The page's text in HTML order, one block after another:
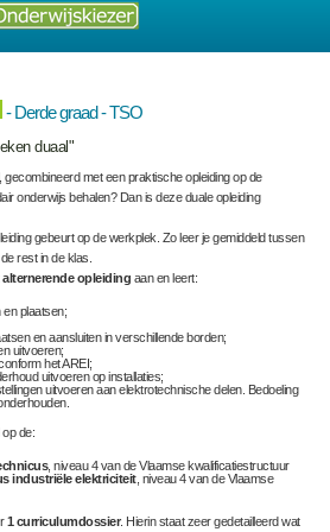
- Derde graad - TSO
duaal"
gecombineerd met een praktische opleiding op de
onderwijs behalen? Dan is deze duale opleiding
gebeurt op de werkplek . Zo leer je gemiddeld tussen
rest in de klas.
opleiding aan en leert:
en plaatsen;
en aansluiten in verschillende borden;
uitvoeren;
het AREI;
uitvoeren op installaties;
uitvoeren aan elektrotechnische delen. Bedoeling
op de:
, niveau 4 van de Vlaamse kwalificatiestructuur
industriële elektriciteit, niveau 4 van de Vlaamse
1 curriculumdossier. Hierin staat zeer gedetailleerd wat